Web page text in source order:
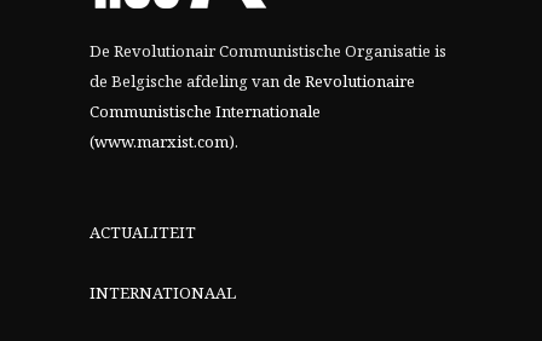
De Revolutionair Communistische Organisatie is
de Belgische afdeling vande Revolutionaire
Communistische Internationale
(www.marxist.com).
ACTUALITEIT
INTERNATIONAAL